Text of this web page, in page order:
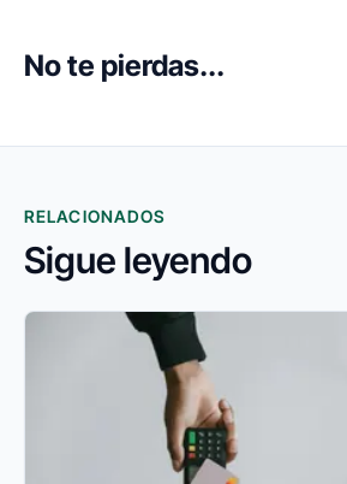
No te pierdas...
RELACIONADOS
Sigue leyendo